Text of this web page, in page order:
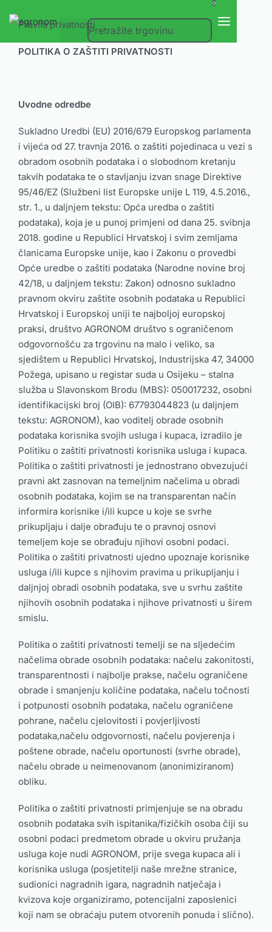
0
Pravila privatnosti
POLITIKA O ZAŠTITI PRIVATNOSTI
Uvodne odredbe
Sukladno Uredbi (EU) 2016/679 Europskog parlamenta
i vijeća od 27. travnja 2016. o zaštiti pojedinaca u vezi s
obradom osobnih podataka i o slobodnom kretanju
takvih podataka te o stavljanju izvan snage Direktive
95/46/EZ (Službeni list Europske unije L 119, 4.5.2016.,
str. 1., u daljnjem tekstu: Opća uredba o zaštiti
podataka), koja je u punoj primjeni od dana 25. svibnja
2018. godine u Republici Hrvatskoj i svim zemljama
članicama Europske unije, kao i Zakonu o provedbi
Opće uredbe o zaštiti podataka (Narodne novine broj
42/18, u daljnjem tekstu: Zakon) odnosno sukladno
pravnom okviru zaštite osobnih podataka u Republici
Hrvatskoj i Europskoj uniji te najboljoj europskoj
praksi, društvo AGRONOM društvo s ograničenom
odgovornošću za trgovinu na malo i veliko, sa
sjedištem u Republici Hrvatskoj, Industrijska 47, 34000
Požega, upisano u registar suda u Osijeku – stalna
služba u Slavonskom Brodu (MBS): 050017232, osobni
identifikacijski broj (OIB): 67793044823 (u daljnjem
tekstu: AGRONOM), kao voditelj obrade osobnih
podataka korisnika svojih usluga i kupaca, izradilo je
Politiku o zaštiti privatnosti korisnika usluga i kupaca.
Politika o zaštiti privatnosti je jednostrano obvezujući
pravni akt zasnovan na temeljnim načelima u obradi
osobnih podataka, kojim se na transparentan način
informira korisnike i/ili kupce u koje se svrhe
prikupljaju i dalje obrađuju te o pravnoj osnovi
temeljem koje se obrađuju njihovi osobni podaci.
Politika o zaštiti privatnosti ujedno upoznaje korisnike
usluga i/ili kupce s njihovim pravima u prikupljanju i
daljnjoj obradi osobnih podataka, sve u svrhu zaštite
njihovih osobnih podataka i njihove privatnosti u širem
smislu.
Politika o zaštiti privatnosti temelji se na sljedećim
načelima obrade osobnih podataka: načelu zakonitosti,
transparentnosti i najbolje prakse, načelu ograničene
obrade i smanjenju količine podataka, načelu točnosti
i potpunosti osobnih podataka, načelu ograničene
pohrane, načelu cjelovitosti i povjerljivosti
podataka,načelu odgovornosti, načelu povjerenja i
poštene obrade, načelu oportunosti (svrhe obrade),
načelu obrade u neimenovanom (anonimiziranom)
obliku.
Politika o zaštiti privatnosti primjenjuje se na obradu
osobnih podataka svih ispitanika/fizičkih osoba čiji su
osobni podaci predmetom obrade u okviru pružanja
usluga koje nudi AGRONOM, prije svega kupaca ali i
korisnika usluga (posjetitelji naše mrežne stranice,
sudionici nagradnih igara, nagradnih natječaja i
kvizova koje organiziramo, potencijalni zaposlenici
koji nam se obraćaju putem otvorenih ponuda i slično).